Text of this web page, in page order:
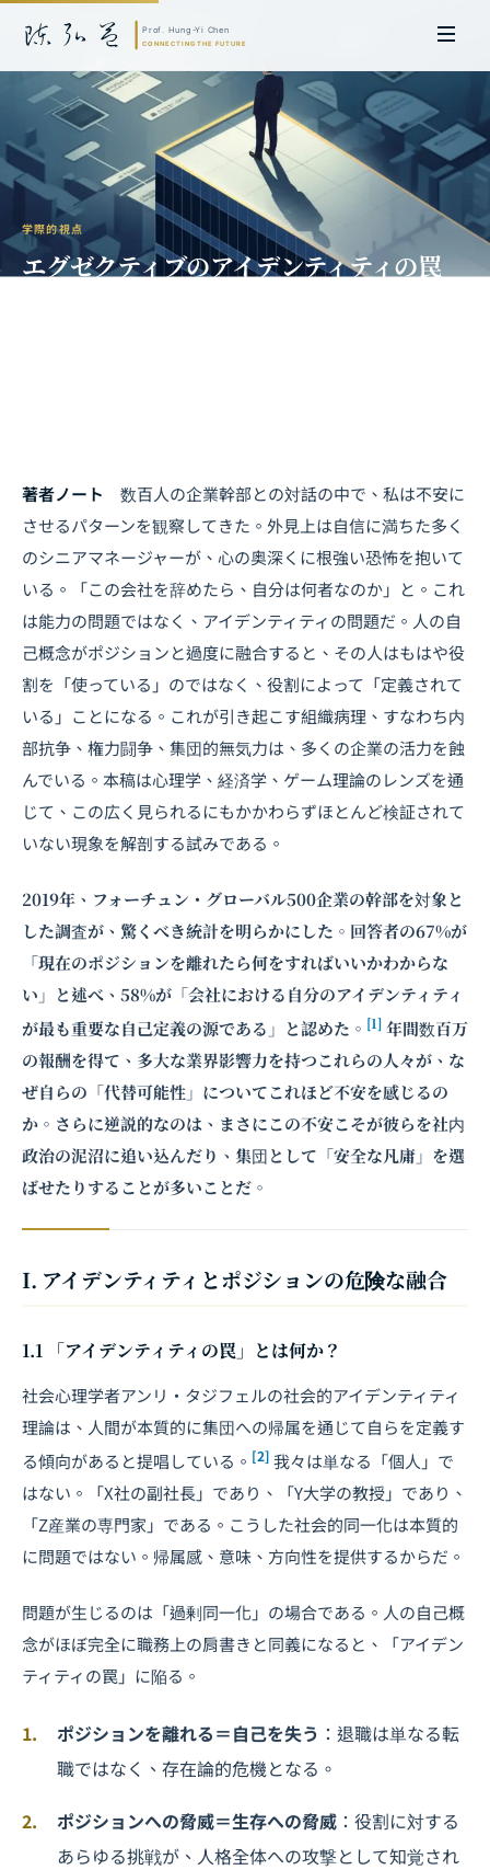
学際的視点
エグゼクティブのアイデンティティの罠
著者ノート 数百人の企業幹部との対話の中で、私は不安に
させるパターンを観察してきた。外見上は自信に満ちた多く
のシニアマネージャーが、心の奥深くに根強い恐怖を抱いて
いる。「この会社を辞めたら、自分は何者なのか」と。これ
は能力の問題ではなく、アイデンティティの問題だ。人の自
己概念がポジションと過度に融合すると、その人はもはや役
割を「使っている」のではなく、役割によって「定義されて
いる」ことになる。これが引き起こす組織病理、すなわち内
部抗争、権力闘争、集団的無気力は、多くの企業の活力を蝕
んでいる。本稿は心理学、経済学、ゲーム理論のレンズを通
じて、この広く見られるにもかかわらずほとんど検証されて
いない現象を解剖する試みである。
2019年、フォーチュン・グローバル500企業の幹部を対象と
した調査が、驚くべき統計を明らかにした。回答者の67%が
「現在のポジションを離れたら何をすればいいかわからな
い」と述べ、58%が「会社における自分のアイデンティティ
が最も重要な自己定義の源である」と認めた。 [1] 年間数百万
の報酬を得て、多大な業界影響力を持つこれらの人々が、な
ぜ自らの「代替可能性」についてこれほど不安を感じるの
か。さらに逆説的なのは、まさにこの不安こそが彼らを社内
政治の泥沼に追い込んだり、集団として「安全な凡庸」を選
ばせたりすることが多いことだ。
I. アイデンティティとポジションの危険な融合
1.1 「アイデンティティの罠」とは何か？
社会心理学者アンリ・タジフェルの社会的アイデンティティ
理論は、人間が本質的に集団への帰属を通じて自らを定義す
る傾向があると提唱している。 [2] 我々は単なる「個人」で
はない。「X社の副社長」であり、「Y大学の教授」であり、
「Z産業の専門家」である。こうした社会的同一化は本質的
に問題ではない。帰属感、意味、方向性を提供するからだ。
問題が生じるのは「過剰同一化」の場合である。人の自己概
念がほぼ完全に職務上の肩書きと同義になると、「アイデン
ティティの罠」に陥る。
ポジションを離れる＝自己を失う ：退職は単なる転
職ではなく、存在論的危機となる。
ポジションへの脅威＝生存への脅威 ：役割に対する
あらゆる挑戦が、人格全体への攻撃として知覚され